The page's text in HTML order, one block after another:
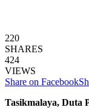
220
SHARES
424
VIEWS
Share on Facebook
Tasikmalaya, Duta